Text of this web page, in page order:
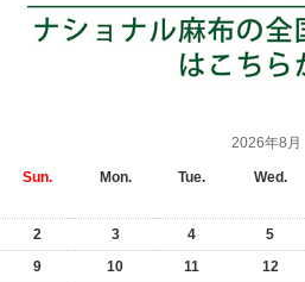
2026年8月
Sun. Mon. Tue. Wed.
2
3 4 5
9
10 11 12